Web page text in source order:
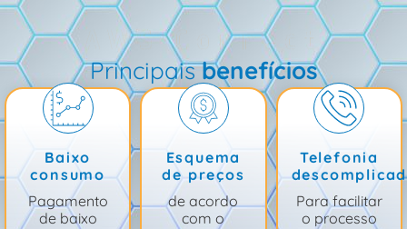
AWS Connect
Principaisbenefícios
Baixo
consumo
Pagamento
de baixo
Esquema
de preços
de acordo
com o
Telefonia
Para facilitar
o processo